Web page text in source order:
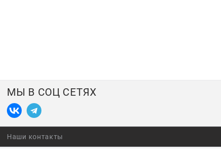
МЫ В СОЦ СЕТЯХ
Наши контакты